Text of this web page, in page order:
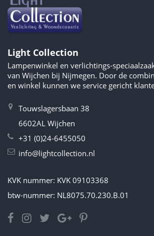
Light Collection
Lampenwinkel en verlichtings-
van Wijchen bij Nijmegen. Door de
en winkel kunnen we service gericht
Touwslagersbaan 38
6602AL Wijchen
+31 (0)24-6455050
info@lightcollection.nl
KVK nummer: KVK 09103368
btw-nummer: NL8075.70.230.B.01